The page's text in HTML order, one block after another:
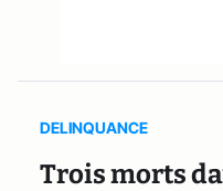
DELINQUANCE
Trois morts